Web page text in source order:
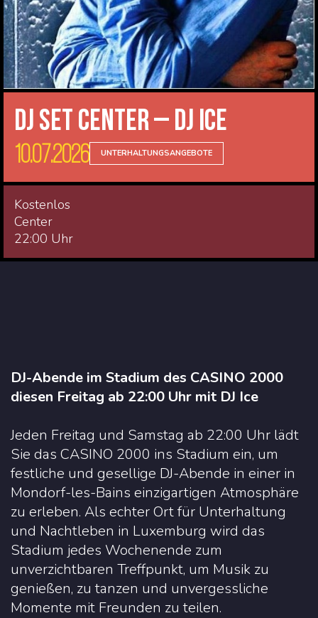
DJ Set Center – DJ Ice
10.07.2026 UNTERHALTUNGSANGEBOTE
Kostenlos
Center
22:00 Uhr
DJ-Abende im Stadium des CASINO 2000
diesen Freitag ab 22:00 Uhr mit DJ Ice
Jeden Freitag und Samstag ab 22:00 Uhr lädt
Sie das CASINO 2000 ins Stadium ein, um
festliche und gesellige DJ-Abende in einer in
Mondorf-les-Bains einzigartigen Atmosphäre
zu erleben. Als echter Ort für Unterhaltung
und Nachtleben in Luxemburg wird das
Stadium jedes Wochenende zum
unverzichtbaren Treffpunkt, um Musik zu
genießen, zu tanzen und unvergessliche
Momente mit Freunden zu teilen.